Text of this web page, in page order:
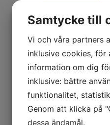
Puppet Daniel
Madeleine Pyk
Arthur Ragnarsson
Peter Reuterberg
Carl Fredrik
Lisa Rinnevuo
Roger Risberg
James Rizzi
Pedro Rodriguez
Anna Rosenbäck
Vivianne E Rosqvist
Samtycke till
Vi och våra partners
inklusive cookies, för
information om dig
inklusive: bättre
funktionalitet,
Genom att klicka på
dessa ändamål.